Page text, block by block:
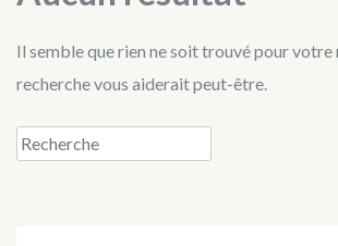
Il semble que rien ne soit trouvé pour votre
recherche vous aiderait peut-être.
Recherche